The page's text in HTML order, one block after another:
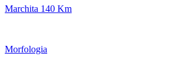
Marchita 140 Km
Morfologia